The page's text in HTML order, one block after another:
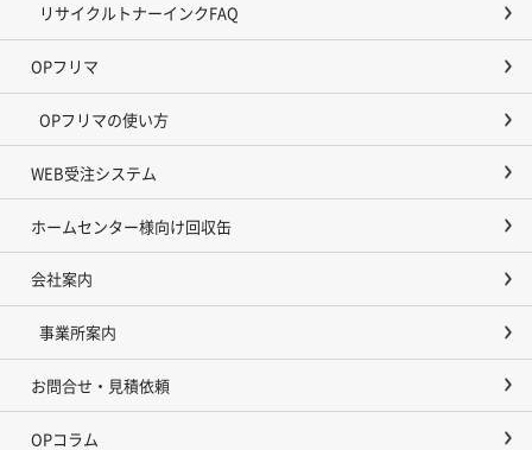
リサイクルトナーインクFAQ
OPフリマ
OPフリマの使い方
WEB受注システム
ホームセンター様向け回収缶
会社案内
事業所案内
お問合せ・見積依頼
OPコラム